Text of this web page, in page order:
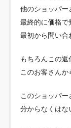
他のショッパー
最終的に価格で
最初から問い合
もちろんこの返
このお客さんか
このショッパー
分からなくはな